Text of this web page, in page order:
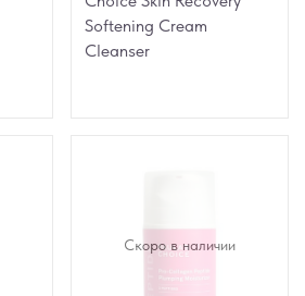
Softening Cream
Cleanser
Скоро в наличии